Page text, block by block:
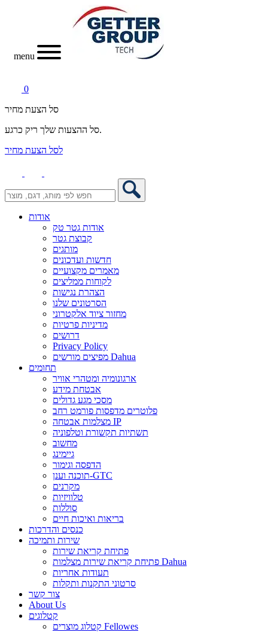
menu
0
סל הצעת מחיר
סל ההצעות שלך ריק כרגע.
לסל הצעת מחיר
אודות
אודות גטר טק
קבוצת גטר
מותגים
חדשות ועדכונים
מאמרים מקצועיים
לקוחות ממליצים
הצהרת נגישות
הסרטונים שלנו
מחזור ציוד אלקטרוני
מדיניות פרטיות
דרושים
Privacy Policy
מפיצים מורשים Dahua
תחומים
ארגונומיה ומטהרי אוויר
אבטחת מידע
מסכי מגע גדולים
פלוטרים מדפסות פורמט רחב
מצלמות אבטחה IP
תשתיות תקשורת וטלפוניה
מחשוב
גיימינג
הדפסה וגימור
תוכנה וענן-GTC
מקרנים
טלוויזיות
סוללות
בריאות ואיכות חיים
כנסים והדרכות
שירות ותמיכה
פתיחת קריאת שירות
פתיחת קריאת שירות מצלמות Dahua
תעודות אחריות
סרטוני התקנות ותקלות
צור קשר
About Us
קטלוגים
קטלוג מוצרים Fellowes